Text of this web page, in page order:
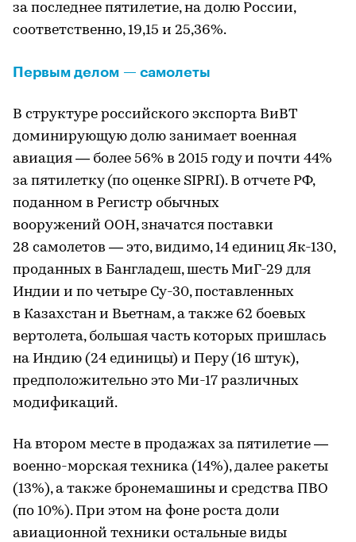
за последнее пятилетие, на долю России,
соответственно, 19,15 и 25,36%.
Первым делом — самолеты
В структуре российского экспорта ВиВТ
доминирующую долю занимает военная
авиация — более 56% в 2015 году и почти 44%
за пятилетку (по оценке SIPRI). В отчете РФ,
поданном в Регистр обычных
вооружений ООН, значатся поставки
28 самолетов — это, видимо, 14 единиц Як-130,
проданных в Бангладеш, шесть МиГ-29 для
Индии и по четыре Су-30, поставленных
в Казахстан и Вьетнам, а также 62 боевых
вертолета, большая часть которых пришлась
на Индию (24 единицы) и Перу (16 штук),
предположительно это Ми-17 различных
модификаций.
На втором месте в продажах за пятилетие —
военно-морская техника (14%), далее ракеты
(13%), а также бронемашины и средства ПВО
(по 10%). При этом на фоне роста доли
авиационной техники остальные виды